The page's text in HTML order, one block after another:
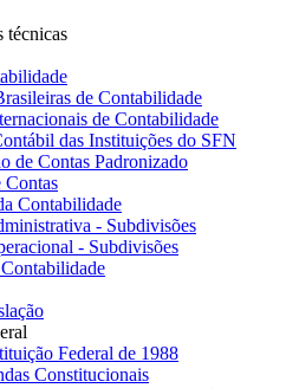
técnicas
de Contabilidade
de Contabilidade
das Instituições do SFN
de Contas Padronizado
Contas
Contabilidade
- Subdivisões
- Subdivisões
Federal de 1988
Constitucionais